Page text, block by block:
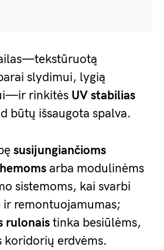
slydimui, lygią
rinkitės UV stabilias
būtų išsaugota spalva.
susijungiančioms
arba modulinėms
sistemoms, kai svarbi
ir remontuojamumas;
rulonais tinka besiūlėms,
koridorių erdvėms.